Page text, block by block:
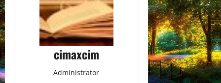
cimaxcim
Administrator